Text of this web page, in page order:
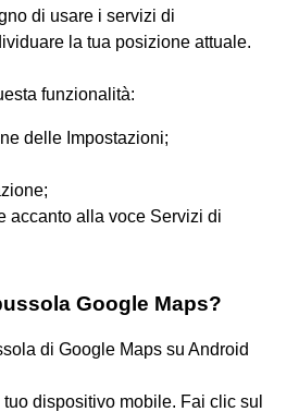
di usare i servizi di
la tua posizione attuale.
funzionalità:
delle Impostazioni;
accanto alla voce Servizi di
Google Maps?
di Google Maps su Android
dispositivo mobile. Fai clic sul